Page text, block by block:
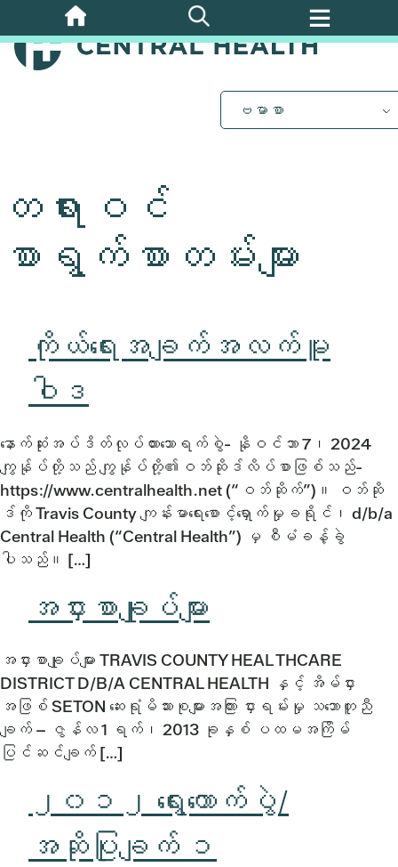
အဓိက
အကြောင်းအရာ
သို့
ဗမာစာ
တရားဝင်
စာရွက်စာတမ်းများ
ကိုယ်ရေးအချက်အလက်မူ
ဝါဒ
နောက်ဆုံးအပ်ဒိတ်လုပ်ထားသောရက်စွဲ- နိုဝင်ဘာ 7၊ 2024
ကျွန်ုပ်တို့သည် ကျွန်ုပ်တို့၏ဝဘ်ဆိုဒ်လိပ်စာဖြစ်သည်-
https://www.centralhealth.net (“ဝဘ်ဆိုက်”)။ ဝဘ်ဆို
ဒ်ကို Travis County ကျန်းမာရေးစောင့်ရှောက်မှုခရိုင်၊ d/b/a
Central Health (“Central Health”) မှ စီမံခန့်ခွဲ
ပါသည်။ […]
အငှားစာချုပ်များ
အငှားစာချုပ်များ TRAVIS COUNTY HEAL THCARE
DISTRICT D/B/A CENTRAL HEALTH နှင့် အိမ်ငှား
အဖြစ် SETON ဆေးရုံမိသားစုများအကြား ငှားရမ်းမှု သဘောတူညီ
ချက် – ဇွန်လ 1 ရက်၊ 2013 ခုနှစ် ပထမအကြိမ်
ပြင်ဆင်ချက် […]
၂၀၁၂ ရွေးကောက်ပွဲ/
အဆိုပြုချက် ၁